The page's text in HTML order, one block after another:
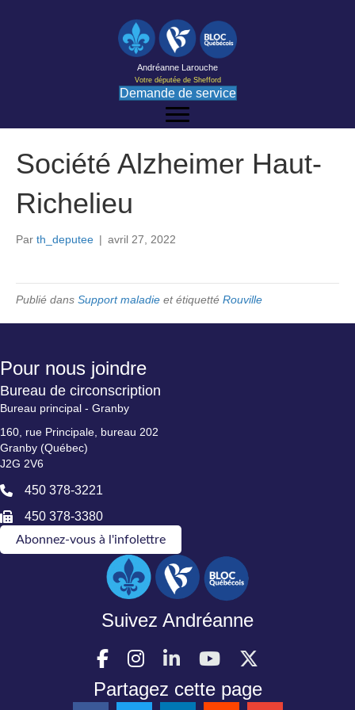
Andréanne Larouche
Votre députée de Shefford
Demande de service
Société Alzheimer Haut-
Richelieu
Par th_deputee | avril 27, 2022
Publié dans Support maladie et étiquetté Rouville
Pour nous joindre
Bureau de circonscription
Bureau principal - Granby
160, rue Principale, bureau 202
Granby (Québec)
J2G 2V6
450 378-3221
450 378-3380
Abonnez-vous à l'infolettre
Suivez Andréanne
Partagez cette page